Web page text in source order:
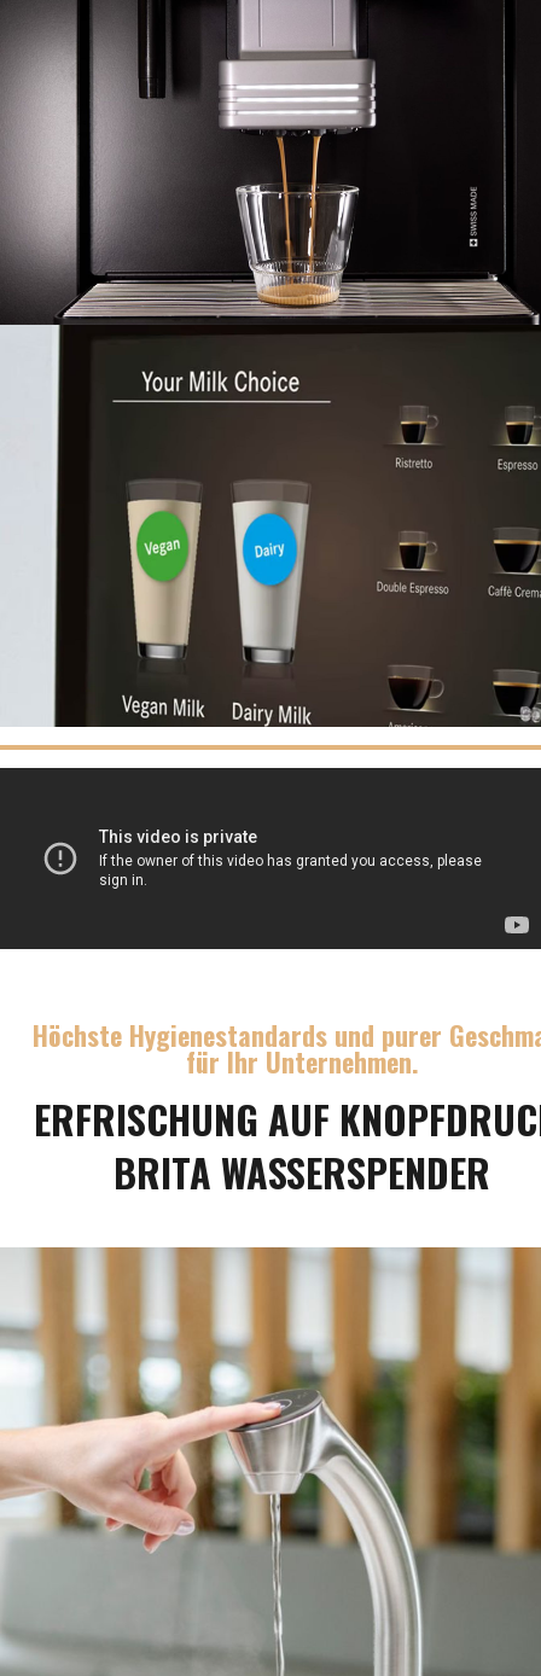
Höchste Hygienestandards und purer
für Ihr Unternehmen.
ERFRISCHUNG AUF
BRITA WASSERSPENDER